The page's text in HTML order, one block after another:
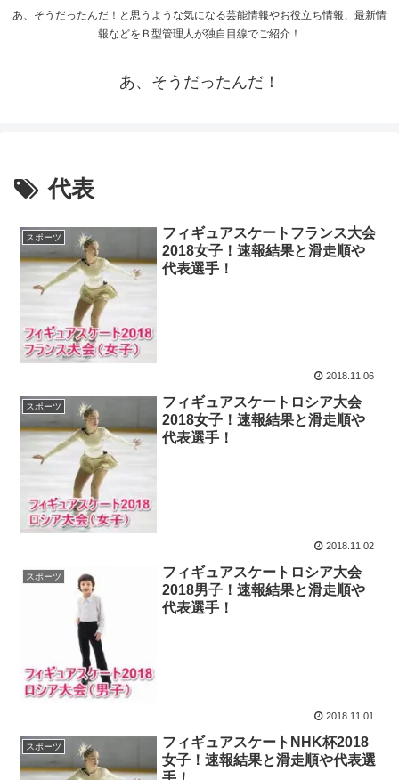
あ、そうだったんだ！と思うような気になる芸能情報やお役立ち情報、最新情
報などをＢ型管理人が独自目線でご紹介！
あ、そうだったんだ！
代表
スポーツ
フィギュアスケートフランス大会
2018女子！速報結果と滑走順や
代表選手！
2018.11.06
スポーツ
フィギュアスケートロシア大会
2018女子！速報結果と滑走順や
代表選手！
2018.11.02
スポーツ
フィギュアスケートロシア大会
2018男子！速報結果と滑走順や
代表選手！
2018.11.01
スポーツ
フィギュアスケートNHK杯2018
女子！速報結果と滑走順や代表選